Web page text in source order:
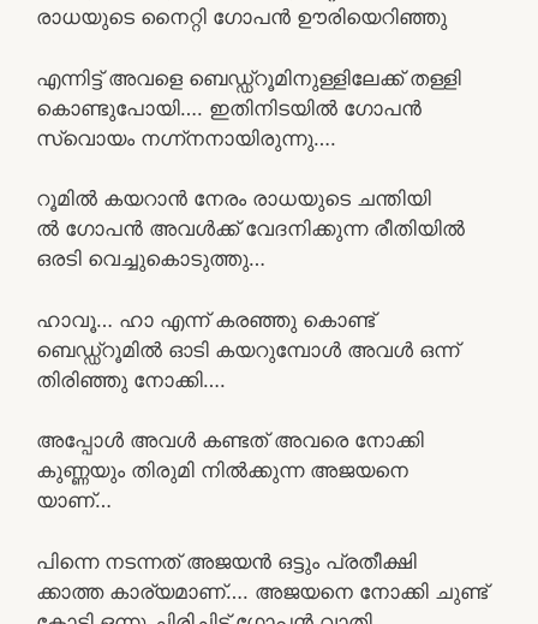
രാധയുടെ നൈറ്റി ഗോപൻ ഊരിയെറിഞ്ഞു
എന്നിട്ട് അവളെ ബെഡ്ഡ്റൂമിനുള്ളിലേക്ക് തള്ളി
കൊണ്ടുപോയി…. ഇതിനിടയിൽ ഗോപൻ
സ്വൊയം നഗ്ന്നനായിരുന്നു….
റൂമിൽ കയറാൻ നേരം രാധയുടെ ചന്തിയി
ൽ ഗോപൻ അവൾക്ക് വേദനിക്കുന്ന രീതിയിൽ
ഒരടി വെച്ചുകൊടുത്തു…
ഹാവൂ… ഹാ എന്ന് കരഞ്ഞു കൊണ്ട്
ബെഡ്ഡ്റൂമിൽ ഓടി കയറുമ്പോൾ അവൾ ഒന്ന്
തിരിഞ്ഞു നോക്കി….
അപ്പോൾ അവൾ കണ്ടത് അവരെ നോക്കി
കുണ്ണയും തിരുമി നിൽക്കുന്ന അജയനെ
യാണ്…
പിന്നെ നടന്നത് അജയൻ ഒട്ടും പ്രതീക്ഷി
ക്കാത്ത കാര്യമാണ്…. അജയനെ നോക്കി ചുണ്ട്